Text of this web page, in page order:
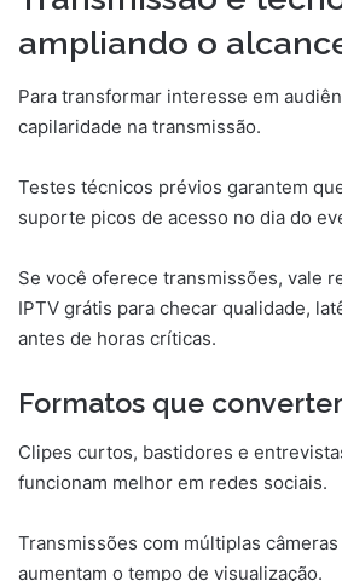
ampliando o
Para transformar interesse em
capilaridade na transmissão.
Testes técnicos prévios garantem
suporte picos de acesso no dia do
Se você oferece transmissões, vale
IPTV grátis para checar qualidade,
antes de horas críticas.
Formatos que
Clipes curtos, bastidores e
funcionam melhor em redes sociais.
Transmissões com múltiplas
aumentam o tempo de visualização.